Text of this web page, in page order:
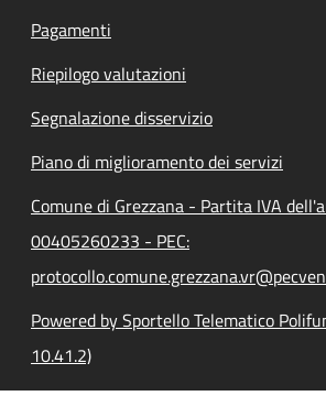
Pagamenti
Riepilogo valutazioni
Segnalazione disservizio
Piano di miglioramento dei servizi
Comune di Grezzana - Partita IVA
00405260233 - PEC:
Powered by Sportello Telematico
10.41.2)